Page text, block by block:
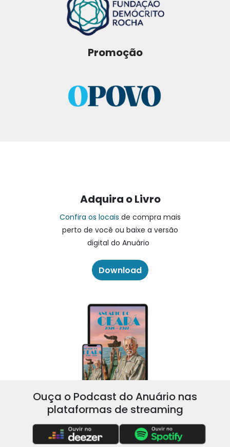
Promoção
Adquira o Livro
Confira os locais de compra mais
perto de você ou baixe a versão
digital do Anuário
Download
Ouça o Podcast do Anuário nas
plataformas de streaming